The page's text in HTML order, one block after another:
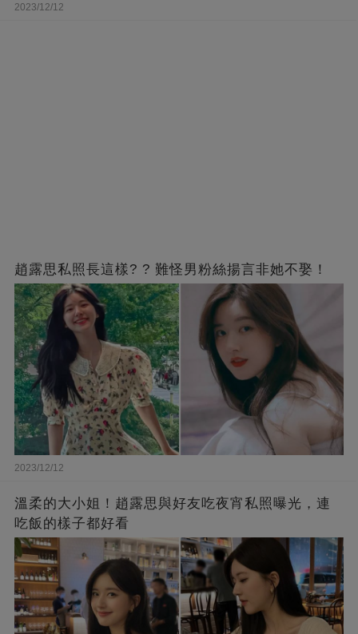
2023/12/12
趙露思私照長這樣? ? 難怪男粉絲揚言非她不娶！
2023/12/12
溫柔的大小姐！趙露思與好友吃夜宵私照曝光，連
吃飯的樣子都好看